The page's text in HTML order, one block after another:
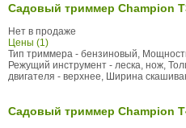
Садовый триммер Champion
Нет в продаже
Цены (1)
Тип триммера - бензиновый,
Режущий инструмент - леска, нож,
двигателя - верхнее, Ширина
Садовый триммер Champion